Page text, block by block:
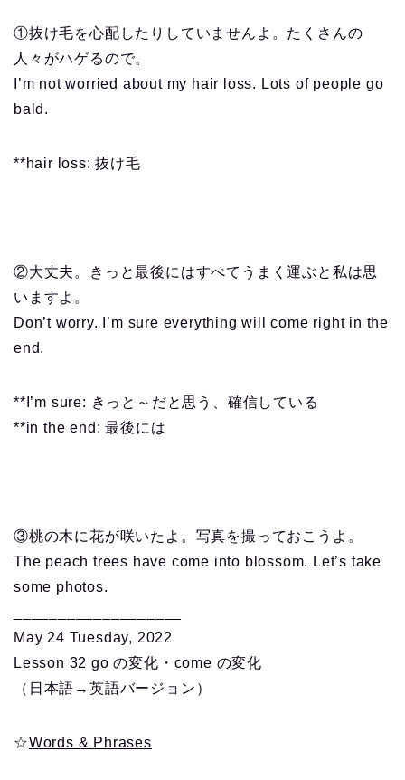
①抜け毛を心配したりしていませんよ。たくさんの
人々がハゲるので。
I’m not worried about my hair loss. Lots of people go
bald.
**hair loss: 抜け毛
②大丈夫。きっと最後にはすべてうまく運ぶと私は思
いますよ。
Don’t worry. I’m sure everything will come right in the
end.
**I’m sure: きっと～だと思う、確信している
**in the end: 最後には
③桃の木に花が咲いたよ。写真を撮っておこうよ。
The peach trees have come into blossom. Let’s take
some photos.
May 24 Tuesday, 2022
Lesson 32 go の変化・come の変化
（日本語→英語バージョン）
☆Words & Phrases